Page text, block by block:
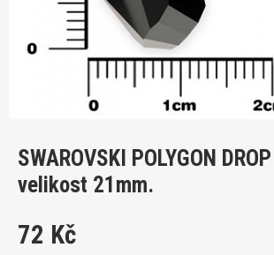
SWAROVSKI POLYGON
velikost 21mm.
72 Kč